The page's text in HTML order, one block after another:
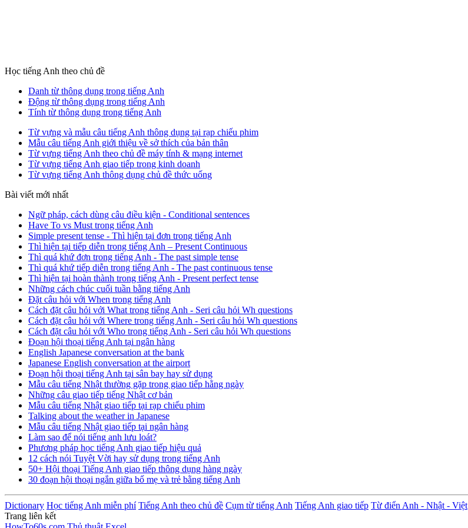
Học tiếng Anh theo chủ đề
Danh từ thông dụng trong tiếng Anh
Động từ thông dụng trong tiếng Anh
Tính từ thông dụng trong tiếng Anh
Từ vựng và mẫu câu tiếng Anh thông dụng tại rạp chiếu phim
Mẫu câu tiếng Anh giới thiệu về sở thích của bản thân
Từ vựng tiếng Anh theo chủ đề máy tính & mạng internet
Từ vựng tiếng Anh giao tiếp trong kinh doanh
Từ vựng tiếng Anh thông dụng chủ đề thức uống
Bài viết mới nhất
Ngữ pháp, cách dùng câu điều kiện - Conditional sentences
Have To vs Must trong tiếng Anh
Simple present tense - Thì hiện tại đơn trong tiếng Anh
Thì hiện tại tiếp diễn trong tiếng Anh – Present Continuous
Thì quá khứ đơn trong tiếng Anh - The past simple tense
Thì quá khứ tiếp diễn trong tiếng Anh - The past continuous tense
Thì hiện tại hoàn thành trong tiếng Anh - Present perfect tense
Những cách chúc cuối tuần bằng tiếng Anh
Đặt câu hỏi với When trong tiếng Anh
Cách đặt câu hỏi với What trong tiếng Anh - Seri câu hỏi Wh questions
Cách đặt câu hỏi với Where trong tiếng Anh - Seri câu hỏi Wh questions
Cách đặt câu hỏi với Who trong tiếng Anh - Seri câu hỏi Wh questions
Đoạn hội thoại tiếng Anh tại ngân hàng
English Japanese conversation at the bank
Japanese English conversation at the airport
Đoạn hội thoại tiếng Anh tại sân bay hay sử dụng
Mẫu câu tiếng Nhật thường gặp trong giao tiếp hằng ngày
Những câu giao tiếp tiếng Nhật cơ bản
Mẫu câu tiếng Nhật giao tiếp tại rạp chiếu phim
Talking about the weather in Japanese
Mẫu câu tiếng Nhật giao tiếp tại ngân hàng
Làm sao để nói tiếng anh lưu loát?
Phương pháp học tiếng Anh giao tiếp hiệu quả
12 cách nói Tuyệt Vời hay sử dụng trong tiếng Anh
50+ Hội thoại Tiếng Anh giao tiếp thông dụng hàng ngày
30 đoạn hội thoại ngắn giữa bố mẹ và trẻ bằng tiếng Anh
Dictionary Học tiếng Anh miễn phí Tiếng Anh theo chủ đề Cụm từ tiếng Anh Tiếng Anh giao tiếp Từ điển Anh - Nhật - Việt
Trang liên kết